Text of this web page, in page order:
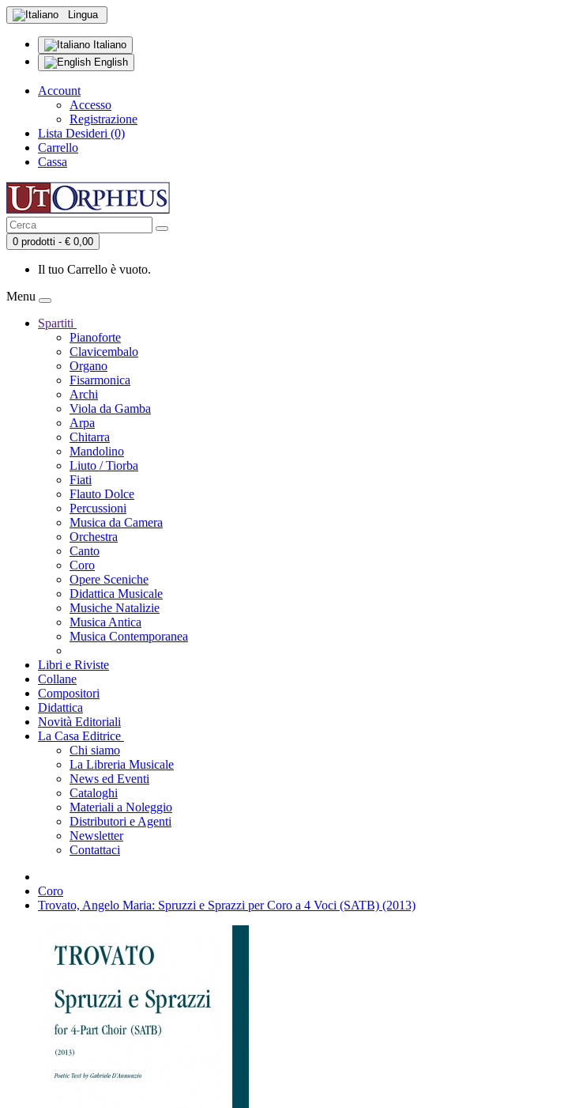
Lingua
Italiano
English
Account
Accesso
Registrazione
Lista Desideri (0)
Carrello
Cassa
0 prodotti - € 0,00
Il tuo Carrello è vuoto.
Menu
Spartiti
Pianoforte
Clavicembalo
Organo
Fisarmonica
Archi
Viola da Gamba
Arpa
Chitarra
Mandolino
Liuto / Tiorba
Fiati
Flauto Dolce
Percussioni
Musica da Camera
Orchestra
Canto
Coro
Opere Sceniche
Didattica Musicale
Musiche Natalizie
Musica Antica
Musica Contemporanea
Libri e Riviste
Collane
Compositori
Didattica
Novità Editoriali
La Casa Editrice
Chi siamo
La Libreria Musicale
News ed Eventi
Cataloghi
Materiali a Noleggio
Distributori e Agenti
Newsletter
Contattaci
Coro
Trovato, Angelo Maria: Spruzzi e Sprazzi per Coro a 4 Voci (SATB) (2013)